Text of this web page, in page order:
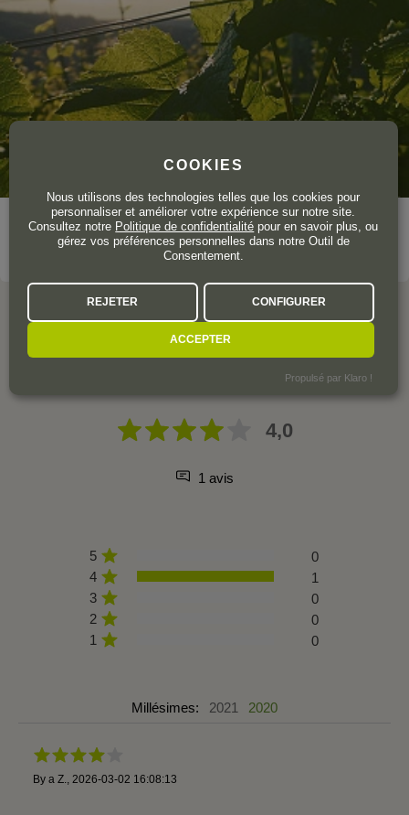
VOIR LE DOMAINE
L'AVIS DE LA COMMUNAUTÉ
4,0
1 avis
5
0
4
1
3
0
2
0
1
0
Millésimes: 2021 2020
By a Z. 2026-03-02 16:08:13
COOKIES
Nous utilisons des technologies telles que los cookies pour
personnaliser et améliorer votre expérience sur notre site.
Consultez notre Politique de confidentialité pour en savoir plus, ou
gérez vos préférences personnelles dans notre Outil de
Consentement.
REJETER CONFIGURER
ACCEPTER
Propulsé par Klaro !